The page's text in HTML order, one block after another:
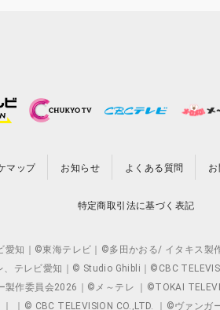
マップ お知らせ よくある質問
特定商取引法に基づく表記
知｜©東海テレビ｜©多田かおる/ イタキス
テレビ愛知｜© Studio Ghibli｜©CBC
委員会2026｜©メ～テレ ｜©TOKAI
｜© CBC TELEVISION CO.,LTD. ｜©ヴァン